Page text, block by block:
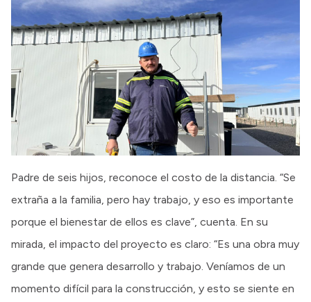
Padre de seis hijos, reconoce el costo de la distancia. “Se
extraña a la familia, pero hay trabajo, y eso es importante
porque el bienestar de ellos es clave”, cuenta. En su
mirada, el impacto del proyecto es claro: “Es una obra muy
grande que genera desarrollo y trabajo. Veníamos de un
momento difícil para la construcción, y esto se siente en